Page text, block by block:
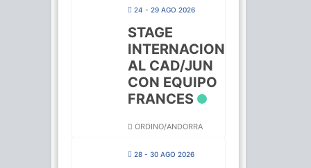
24 - 29 AGO 2026
STAGE
INTERNACION
AL CAD/JUN
CON EQUIPO
FRANCES
ORDINO/ANDORRA
28 - 30 AGO 2026